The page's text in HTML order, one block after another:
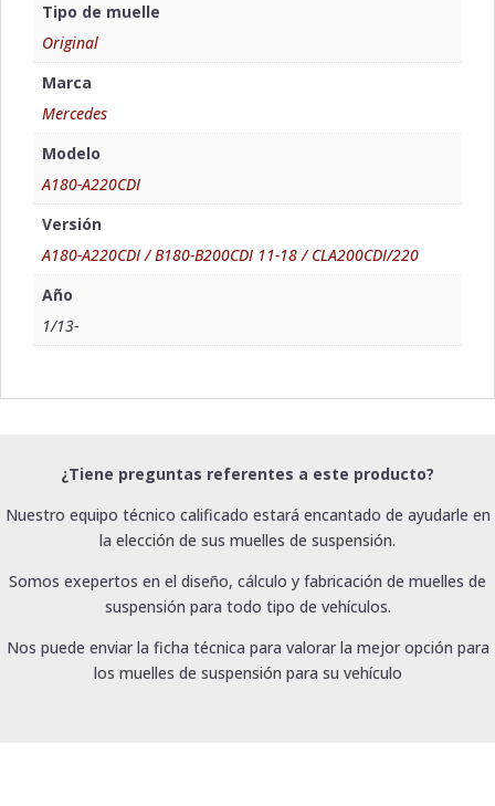
Tipo de muelle
Original
Marca
Mercedes
Modelo
A180-A220CDI
Versión
A180-A220CDI / B180-B200CDI 11-18 / CLA200CDI/220
Año
1/13-
¿Tiene preguntas referentes a este producto?
Nuestro equipo técnico calificado estará encantado de ayudarle en
la elección de sus muelles de suspensión.
Somos exepertos en el diseño, cálculo y fabricación de muelles de
suspensión para todo tipo de vehículos.
Nos puede enviar la ficha técnica para valorar la mejor opción para
los muelles de suspensión para su vehículo